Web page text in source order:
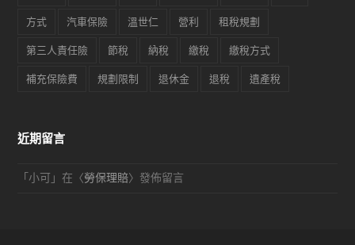
方式 汽車保險 溫世仁 營利 租稅規劃
第三人責任險 節稅 納稅 繳稅 繳稅方式
補充保險費 規劃限制 退休金 退稅 遺產稅
近期留言
「 小可 」在〈勞保理賠〉發佈留言